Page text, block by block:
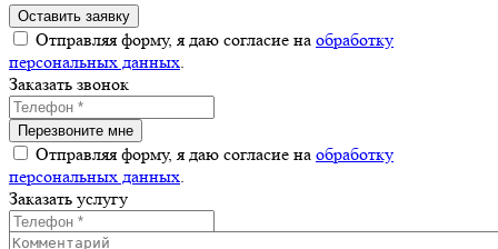
Отправляя форму, я даю согласие на обработку
персональных данных.
Заказать звонок
Отправляя форму, я даю согласие на обработку
персональных данных.
Заказать услугу